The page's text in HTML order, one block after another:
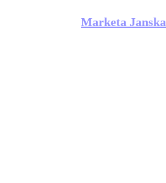
Marketa Janska